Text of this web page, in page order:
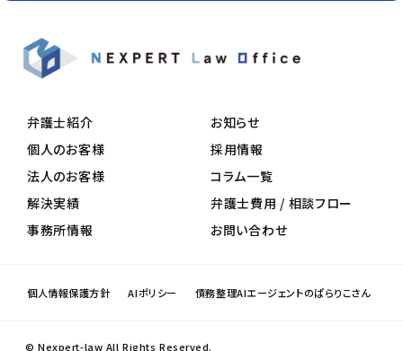
弁護士紹介
個人のお客様
法人のお客様
解決実績
事務所情報
お知らせ
採用情報
コラム一覧
弁護士費用 / 相談フロー
お問い合わせ
個人情報保護方針 AIポリシー 債務整理AIエージェントのぱらりこさん
© Nexpert-law All Rights Reserved.